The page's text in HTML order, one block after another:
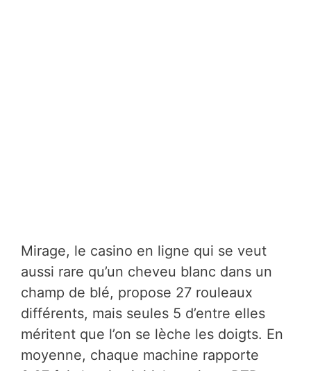
Mirage, le casino en ligne qui se veut
aussi rare qu’un cheveu blanc dans un
champ de blé, propose 27 rouleaux
différents, mais seules 5 d’entre elles
méritent que l’on se lèche les doigts. En
moyenne, chaque machine rapporte